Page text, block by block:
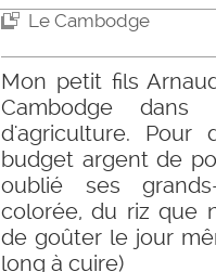
Le Cambodge
Mon petit fils
Cambodge
d'agriculture. Pour
budget argent de
oublié ses
colorée, du riz que
de goûter le jour
long à cuire)